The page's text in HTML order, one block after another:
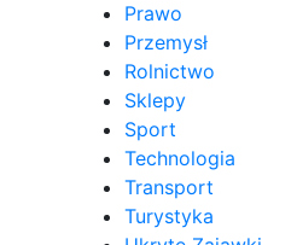
Prawo
Przemysł
Rolnictwo
Sklepy
Sport
Technologia
Transport
Turystyka